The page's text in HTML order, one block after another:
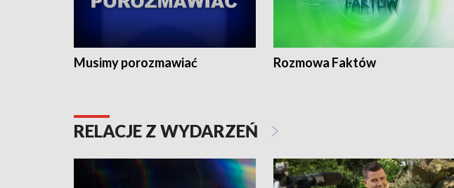
Musimy porozmawiać Rozmowa Faktów
RELACJE Z WYDARZEŃ